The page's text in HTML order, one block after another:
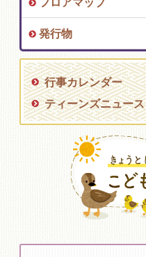
発行物
行事カレンダー
ティーンズニュース